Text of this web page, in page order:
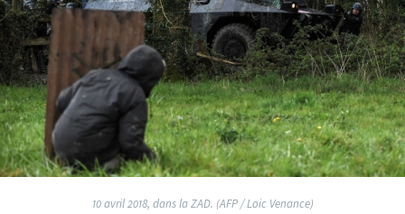
10 avril 2018, dans la ZAD. (AFP / Loic Venance)